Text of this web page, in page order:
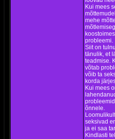
Kui mees
mehe
probleemi.
Siit on
tänulik, et
teadmise.
võtab
võib ta
korda
Kui mees
õnnele.
seksivad
ja ei saa
Kindlasti